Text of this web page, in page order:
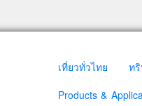
เที่ยวทั่วไทย ท
Products &